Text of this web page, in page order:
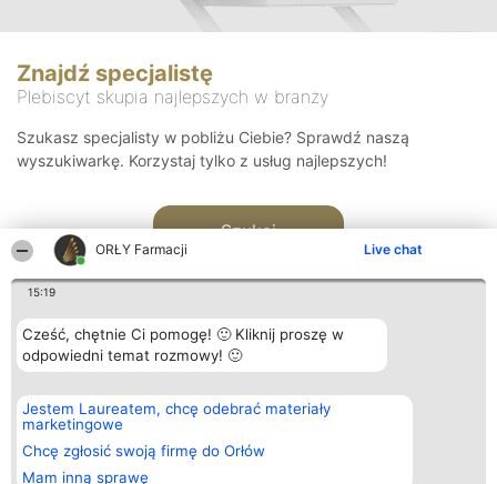
ORŁY Farmacji Live chat
15:19
Cześć, chętnie Ci pomogę! 🙂 Kliknij proszę w
odpowiedni temat rozmowy! 🙂
Jestem Laureatem, chcę odebrać materiały
marketingowe
Chcę zgłosić swoją firmę do Orłów
Mam inną sprawę
Znajdź specjalistę
Plebiscyt skupia najlepszych w branży
Szukasz specjalisty w pobliżu Ciebie? Sprawdź naszą
wyszukiwarkę. Korzystaj tylko z usług najlepszych!
Szukaj
Organizator plebiscytu
Bright Side Solutions sp. z o.
o. sp. k.
ul. Ruska 22
Wrocław 50-079
KRS 0000749100 | Regon
Plebiscyt
Laureaci
wszystkich
Laureatów
Kontakt
Kontakt